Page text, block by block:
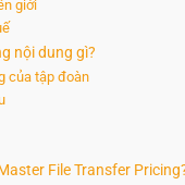
giới
nội dung gì?
của tập đoàn
File Transfer